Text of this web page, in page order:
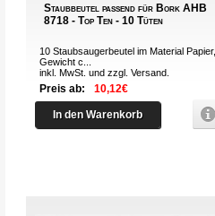
Staubbeutel passend für Bork AHB
8718 - Top Ten - 10 Tüten
10 Staubsaugerbeutel im Material Papier,
Gewicht c...
inkl. MwSt. und zzgl.Versand
Preis ab: 10,12€
In den Warenkorb